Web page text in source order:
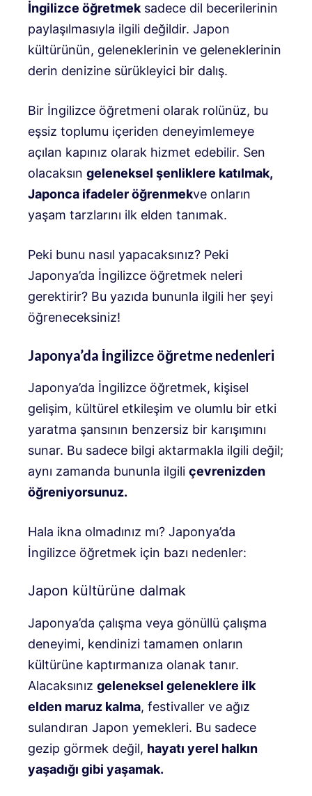
İngilizce öğretmeksadece dil becerilerinin
paylaşılmasıyla ilgili değildir. Japon
kültürünün, geleneklerinin ve geleneklerinin
derin denizine sürükleyici bir dalış.
Bir İngilizce öğretmeni olarak rolünüz, bu
eşsiz toplumu içeriden deneyimlemeye
açılan kapınız olarak hizmet edebilir. Sen
olacaksın geleneksel şenliklere katılmak,
Japonca ifadeler öğrenmekve onların
yaşam tarzlarını ilk elden tanımak.
Peki bunu nasıl yapacaksınız? Peki
Japonya’da İngilizce öğretmek neleri
gerektirir? Bu yazıda bununla ilgili her şeyi
öğreneceksiniz!
Japonya’da İngilizce öğretme nedenleri
Japonya’da İngilizce öğretmek, kişisel
gelişim, kültürel etkileşim ve olumlu bir etki
yaratma şansının benzersiz bir karışımını
sunar. Bu sadece bilgi aktarmakla ilgili değil;
aynı zamanda bununla ilgili çevrenizden
öğreniyorsunuz.
Hala ikna olmadınız mı? Japonya’da
İngilizce öğretmek için bazı nedenler:
Japon kültürüne dalmak
Japonya’da çalışma veya gönüllü çalışma
deneyimi, kendinizi tamamen onların
kültürüne kaptırmanıza olanak tanır.
Alacaksınız geleneksel geleneklere ilk
elden maruz kalma, festivaller ve ağız
sulandıran Japon yemekleri. Bu sadece
gezip görmek değil, hayatı yerel halkın
yaşadığı gibi yaşamak.